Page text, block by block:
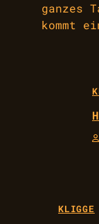
ganzes
kommt
KLIGGE